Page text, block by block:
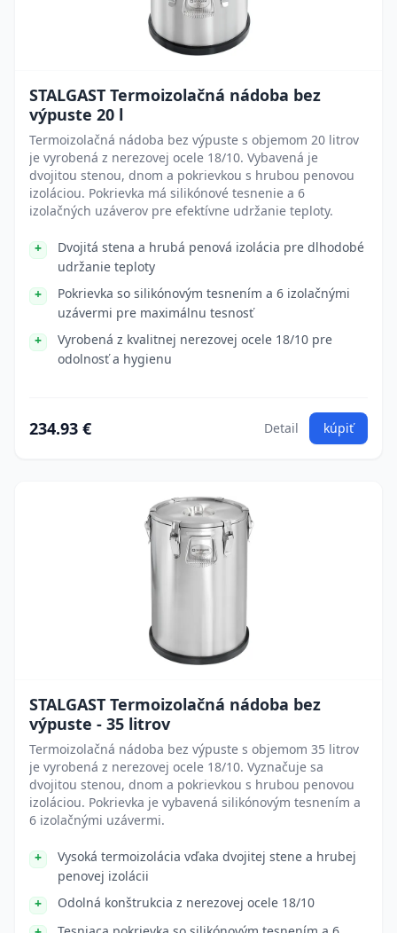
STALGAST Termoizolačná nádoba bez
výpuste 20 l
Termoizolačná nádoba bez výpuste s objemom 20 litrov
je vyrobená z nerezovej ocele 18/10. Vybavená je
dvojitou stenou, dnom a pokrievkou s hrubou penovou
izoláciou. Pokrievka má silikónové tesnenie a 6
izolačných uzáverov pre efektívne udržanie teploty.
Dvojitá stena a hrubá penová izolácia pre dlhodobé
udržanie teploty
Pokrievka so silikónovým tesnením a 6 izolačnými
uzávermi pre maximálnu tesnosť
Vyrobená z kvalitnej nerezovej ocele 18/10 pre
odolnosť a hygienu
234.93 € Detail kúpiť
STALGAST Termoizolačná nádoba bez
výpuste - 35 litrov
Termoizolačná nádoba bez výpuste s objemom 35 litrov
je vyrobená z nerezovej ocele 18/10. Vyznačuje sa
dvojitou stenou, dnom a pokrievkou s hrubou penovou
izoláciou. Pokrievka je vybavená silikónovým tesnením a
6 izolačnými uzávermi.
Vysoká termoizolácia vďaka dvojitej stene a hrubej
penovej izolácii
Odolná konštrukcia z nerezovej ocele 18/10